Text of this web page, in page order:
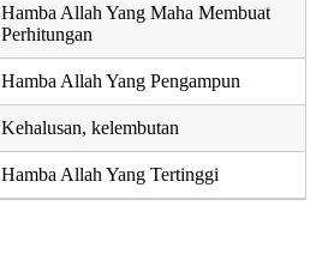
Hamba Allah Yang Maha Membuat
Perhitungan
Hamba Allah Yang Pengampun
Kehalusan, kelembutan
Hamba Allah Yang Tertinggi